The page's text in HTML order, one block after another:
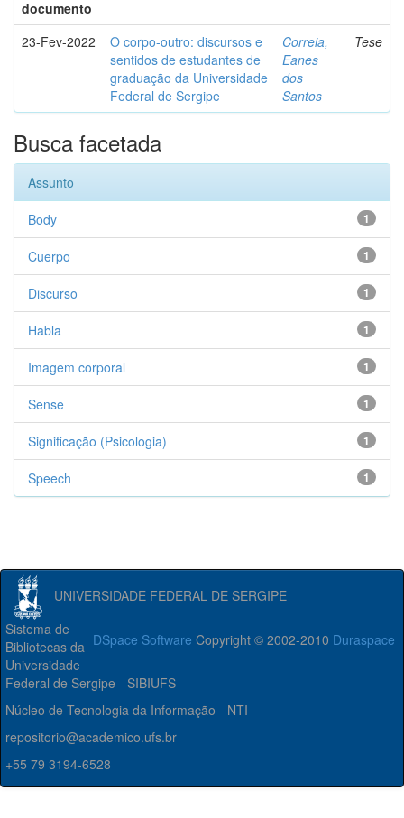
documento
23-Fev-2022
O corpo-outro: discursos e
sentidos de estudantes de
graduação da Universidade
Federal de Sergipe
Correia,
Eanes
dos
Santos
Tese
Busca facetada
Assunto
1
Body
1
Cuerpo
1
Discurso
1
Habla
1
Imagem corporal
1
Sense
1
Significação (Psicologia)
1
Speech
UNIVERSIDADE FEDERAL DE SERGIPE
DSpace Software Copyright © 2002-2010 Duraspace
Sistema de
Bibliotecas da
Universidade
Federal de Sergipe - SIBIUFS
Núcleo de Tecnologia da Informação - NTI
repositorio@academico.ufs.br
+55 79 3194-6528